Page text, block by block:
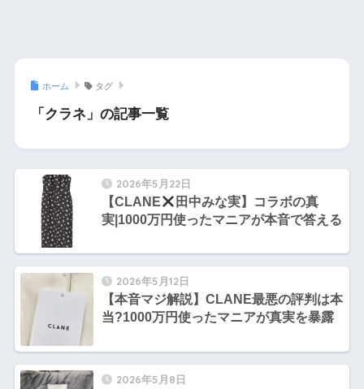
ホーム タグ
「クラネ」の記事一覧
2026年5月22日
【CLANE
田中みな実】コラボの真
実|1000万円使ったマニアが本音で答える
2026年5月12日
【本音マジ解説】CLANE最悪の評判は本
当?1000万円使ったマニアが真実を暴露
2026年5月8日